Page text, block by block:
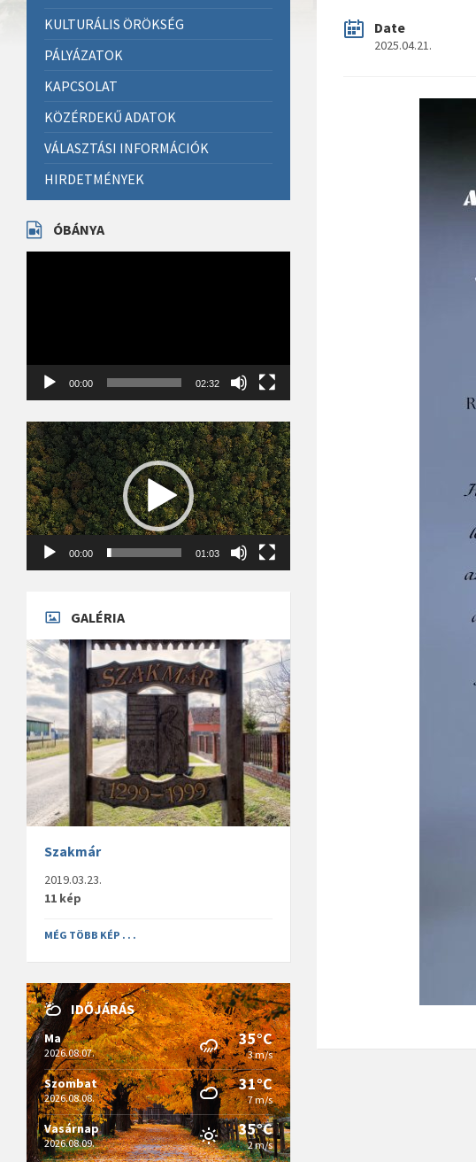
Date
2025.04.21.
KULTURÁLIS ÖRÖKSÉG
PÁLYÁZATOK
KAPCSOLAT
KÖZÉRDEKŰ ADATOK
VÁLASZTÁSI INFORMÁCIÓK
HIRDETMÉNYEK
ÓBÁNYA
00:00 02:32
Videólejátszó
00:00 01:03
GALÉRIA
Szakmár
2019.03.23.
11 kép
MÉG TÖBB KÉP . . .
IDŐJÁRÁS
Ma
2026.08.07.
35°C
3 m/s
Szombat
2026.08.08.
31°C
7 m/s
Vasárnap
2026.08.09.
35°C
2 m/s